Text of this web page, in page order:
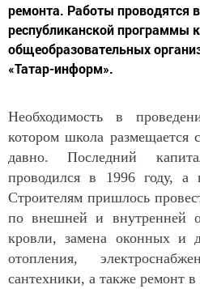
ремонта. Работы проводятся
республиканской программы
общеобразовательных
«Татар-информ».
Необходимость в
котором школа размещается
давно.
Последний
проводился в 1996 году, а
Строителям пришлось
по внешней и внутренней
кровли, замена оконных и
отопления,
сантехники, а также ремонт в